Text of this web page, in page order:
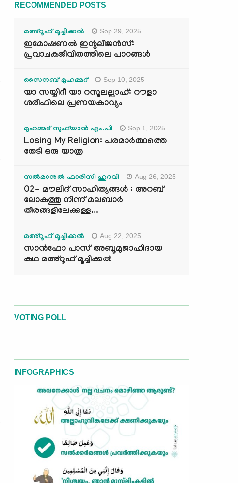
RECOMMENDED POSTS
മഅ്റൂഫ് മൂച്ചിക്കല്‍ Sep 29, 2025
ഇമോഷണൽ ഇന്റലിജൻസ്:
പ്രവാചകജീവിതത്തിലെ പാഠങ്ങൾ
സൈനബ് മുഹമ്മദ് Sep 10, 2025
യാ സയ്യിദീ യാ റസൂലല്ലാഹ്: റൗളാ
ശരീഫിലെ പ്രണയകാവ്യം
മുഹമ്മദ് സുഫ്‌യാൻ എം.പി Sep 1, 2025
Losing My Religion: പരമാർത്ഥത്തെ
തേടി ഒരു യാത്ര
സൽമാനുൽ ഫാരിസി ഹുദവി Aug 26, 2025
02- മൗലിദ് സാഹിത്യങ്ങൾ : അറബ്
ലോകത്തു നിന്ന് മലബാർ
തീരങ്ങളിലേക്കുള്ള...
മഅ്റൂഫ് മൂച്ചിക്കല്‍ Aug 22, 2025
സാൻഫോ പാസ് അബൂമുജാഹിദായ
കഥ മഅ്റൂഫ് മൂച്ചിക്കല്‍
VOTING POLL
INFOGRAPHICS